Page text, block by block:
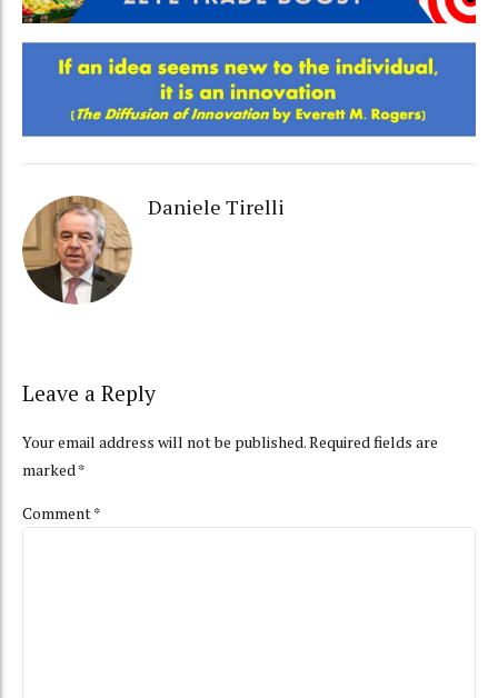
Daniele Tirelli
Leave a Reply
Your email address will not be published. Required fields are
marked *
Comment*